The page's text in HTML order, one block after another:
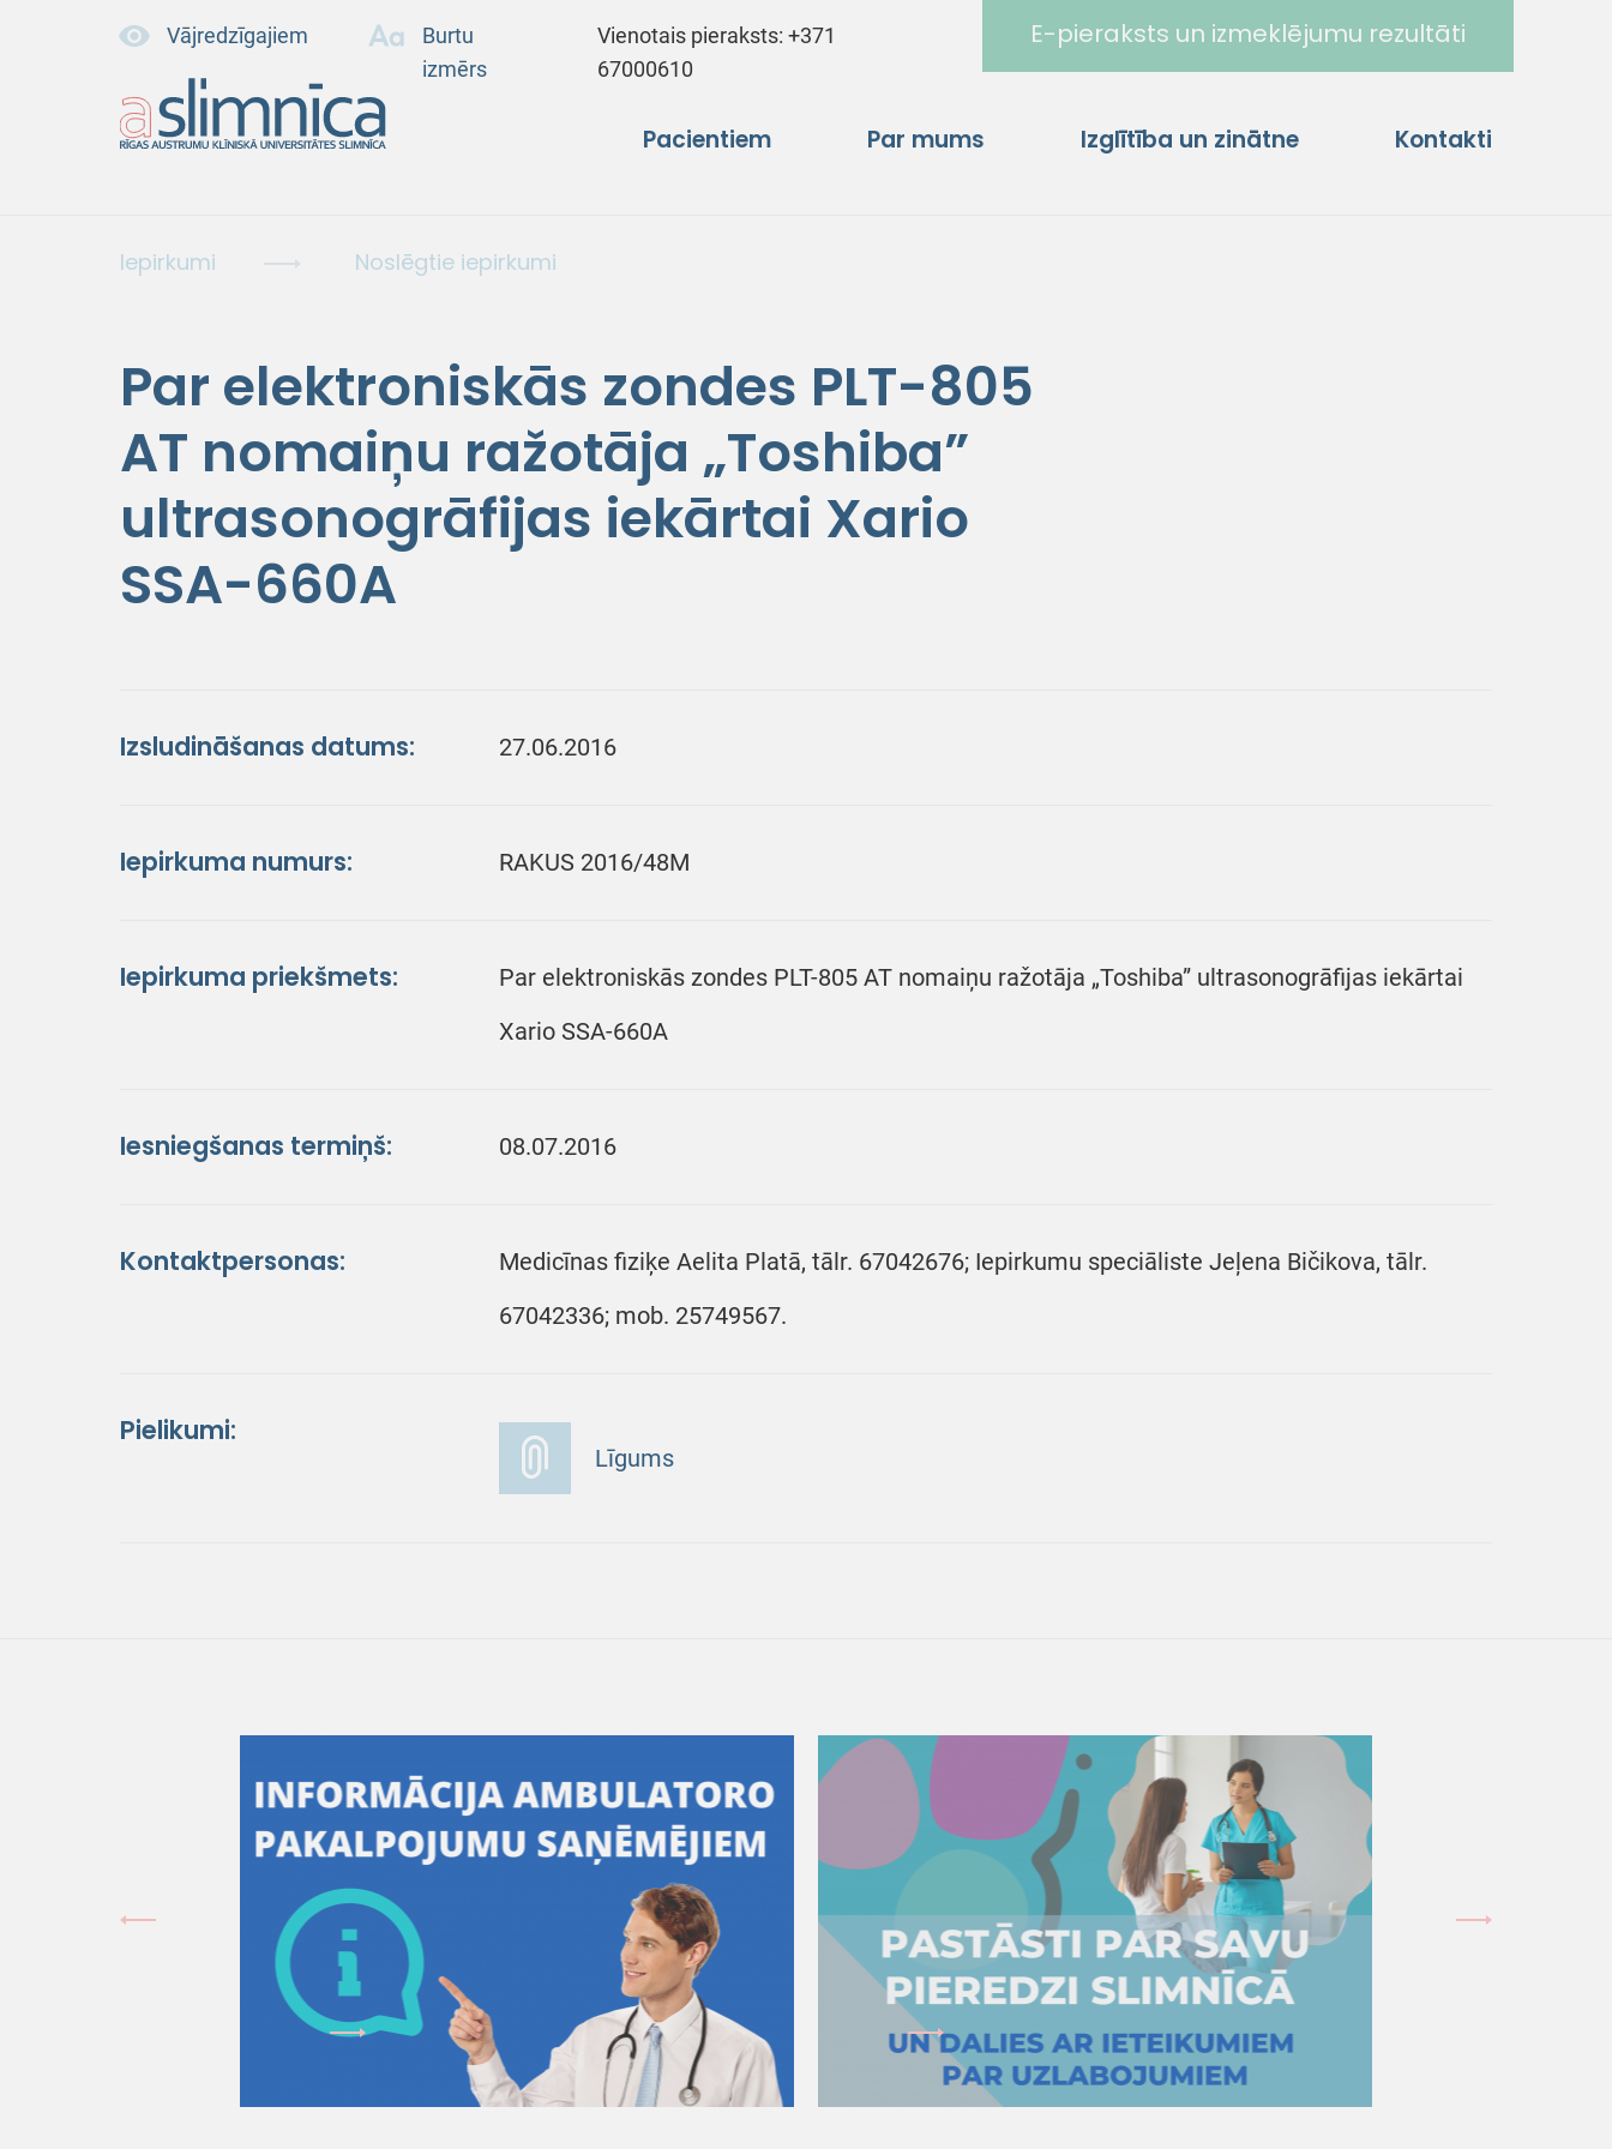
Vājredzīgajiem
Burtu
izmērs
Vienotais pieraksts:+371
67000610
E-pieraksts un izmeklējumu rezultāti
Pacientiem Par mums Izglītība un zinātne Kontakti
Iepirkumi Noslēgtie iepirkumi
Par elektroniskās zondes PLT-805
AT nomaiņu ražotāja „Toshiba”
ultrasonogrāfijas iekārtai Xario
SSA-660A
Izsludināšanas datums: 27.06.2016
Iepirkuma numurs: RAKUS 2016/48M
Iepirkuma priekšmets:
Par elektroniskās zondes PLT-805 AT nomaiņu ražotāja „Toshiba” ultrasonogrāfijas iekārtai
Xario SSA-660A
Iesniegšanas termiņš: 08.07.2016
Kontaktpersonas:
Medicīnas fiziķe Aelita Platā, tālr. 67042676; Iepirkumu speciāliste Jeļena Bičikova, tālr.
67042336; mob. 25749567.
Pielikumi:
Līgums